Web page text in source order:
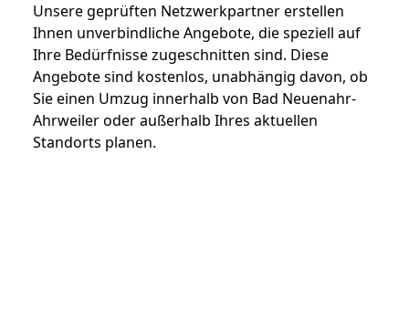
Unsere geprüften Netzwerkpartner erstellen
Ihnen unverbindliche Angebote, die speziell auf
Ihre Bedürfnisse zugeschnitten sind. Diese
Angebote sind kostenlos, unabhängig davon, ob
Sie einen Umzug innerhalb von Bad Neuenahr-
Ahrweiler oder außerhalb Ihres aktuellen
Standorts planen.